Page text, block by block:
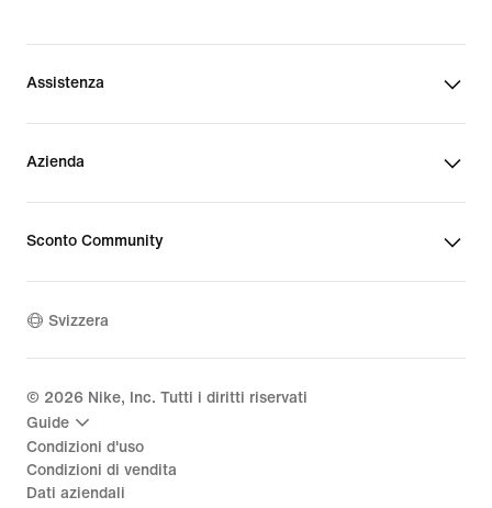
Assistenza
Azienda
Sconto Community
Svizzera
© 2026 Nike, Inc. Tutti i diritti riservati
Guide
Condizioni d'uso
Condizioni di vendita
Dati aziendali